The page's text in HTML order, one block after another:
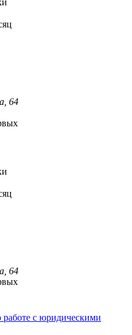
64
64
с юридическими